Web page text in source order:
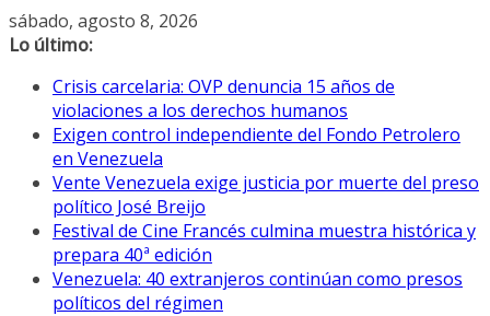
Saltar
al
sábado, agosto 8, 2026
Lo último:
Crisis carcelaria: OVP denuncia 15 años de
violaciones a los derechos humanos
Exigen control independiente del Fondo Petrolero
en Venezuela
Vente Venezuela exige justicia por muerte del preso
político José Breijo
Festival de Cine Francés culmina muestra histórica y
prepara 40ª edición
Venezuela: 40 extranjeros continúan como presos
políticos del régimen